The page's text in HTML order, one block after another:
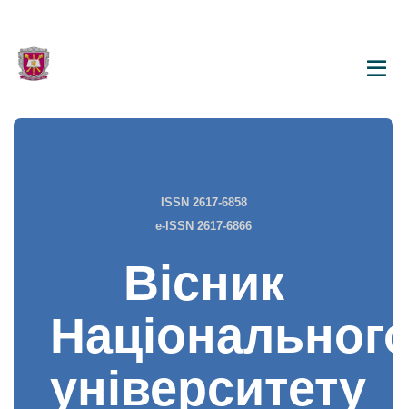
ISSN 2617-6858
e-ISSN 2617-6866
Вісник
університету